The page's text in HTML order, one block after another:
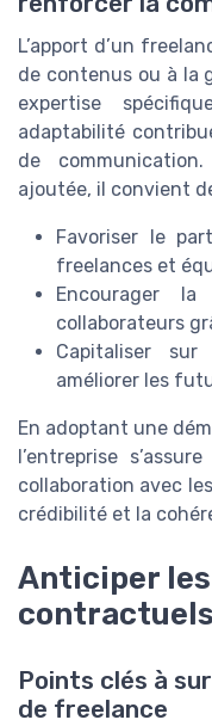
L’apport d’un
de contenus ou à la
expertise
adaptabilité
de
ajoutée, il convient
Favoriser le
freelances et
Encourager
collaborateurs
Capitaliser sur
améliorer les
En adoptant une
l’entreprise
collaboration avec
crédibilité et la
Anticiper
Points clés à
de freelance